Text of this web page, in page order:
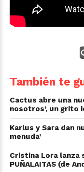
También te
Cactus abre una
nosotros’, un
Karlus y Sara dan
menuda’
Cristina Lora lanza
PUÑALAITAS (de